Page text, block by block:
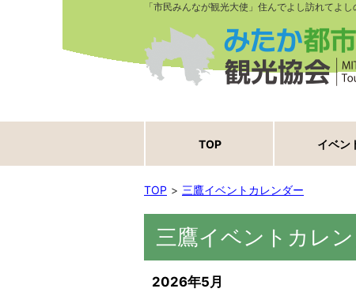
「市民みんなが観光大使」住んでよし訪れてよ
TOP イベン
TOP 三鷹イベントカレンダー
三鷹イベントカレ
2026年5月